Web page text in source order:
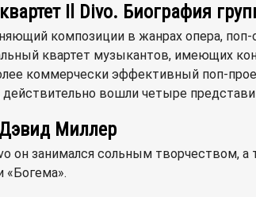
Il Divo. Биография
композиции в жанрах опера,
квартет музыкантов, имеющих
коммерчески эффективный поп-
действительно вошли четыре
Миллер
он занимался сольным творчеством,